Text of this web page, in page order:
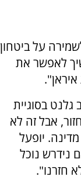
על ביטחון
לאפשר את
בסוגיית
אבל זה לא
יופעל
לפני 20 שנה שאם נידרש נוכל
חזרנו".